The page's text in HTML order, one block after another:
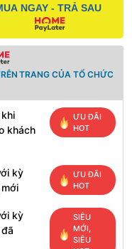
NGAY - TRẢ SAU
TRANG CỦA TỔ CHỨC
khách
ƯU ĐÃI
HOT
kỳ
ƯU ĐÃI
HOT
kỳ
SIÊU
MỚI,
SIÊU